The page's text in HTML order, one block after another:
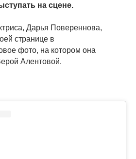
на сцене.
Дарья Повереннова,
странице в
фото, на котором она
Алентовой.